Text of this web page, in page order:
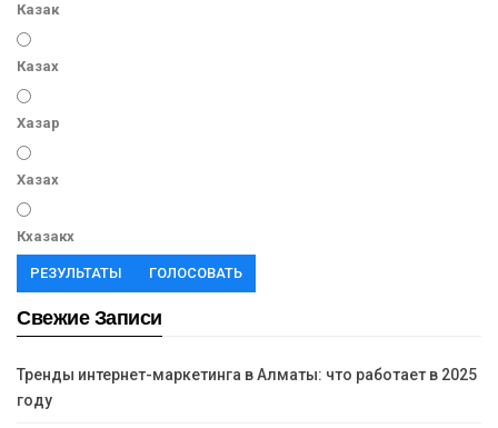
Казак
Казах
Хазар
Хазах
Кхазакх
РЕЗУЛЬТАТЫ ГОЛОСОВАТЬ
Свежие Записи
Тренды интернет-маркетинга в Алматы: что работает в 2025
году